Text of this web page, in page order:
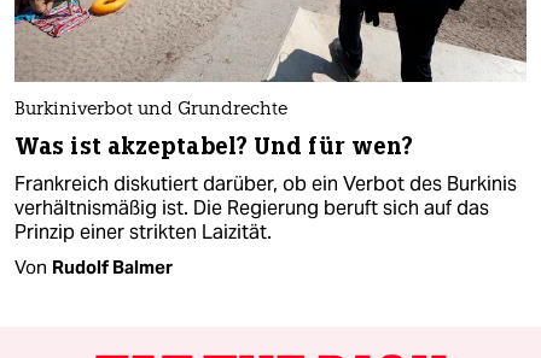
Burkiniverbot und Grundrechte
Was ist akzeptabel? Und für wen?
Frankreich diskutiert darüber, ob ein Verbot des Burkinis
verhältnismäßig ist. Die Regierung beruft sich auf das
Prinzip einer strikten Laizität.
Von Rudolf Balmer